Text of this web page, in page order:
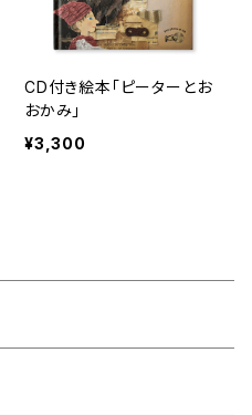
CD付き絵本「ピーターとお
おかみ」
¥3,300